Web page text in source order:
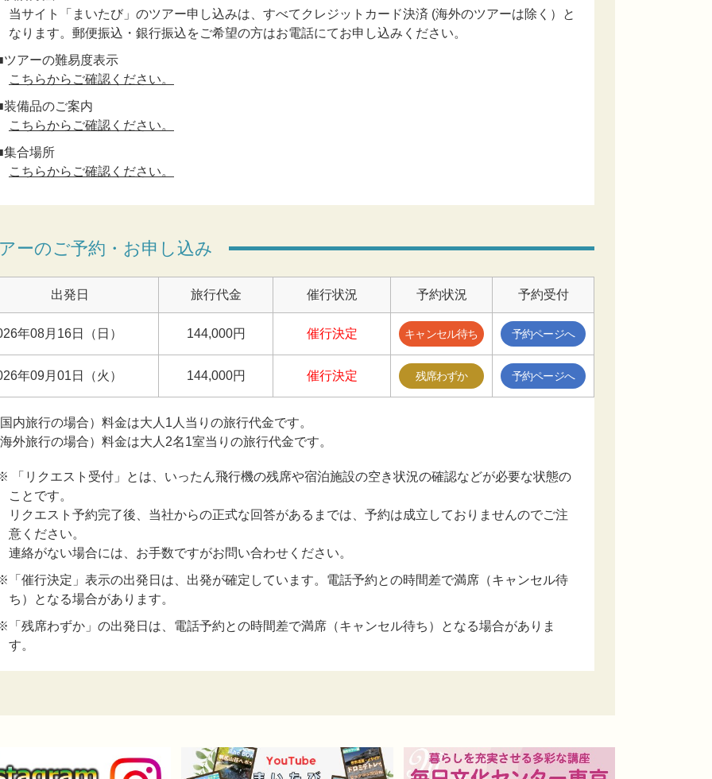
当サイト「まいたび」のツアー申し込みは、すべてクレジットカード決済 (海外のツアーは除く）と
なります。郵便振込・銀行振込をご希望の方はお電話にてお申し込みください。
ツアーの難易度表示
こちらからご確認ください。
装備品のご案内
こちらからご確認ください。
集合場所
こちらからご確認ください。
ーのご予約・お申し込み
出発日 旅行代金 催行状況 予約状況 予約受付
年08月16日（日） 144,000円 催行決定 キャンセル待ち 予約ページへ
年09月01日（火） 144,000円 催行決定 残席わずか 予約ページへ
内旅行の場合）料金は大人1人当りの旅行代金です。
外旅行の場合）料金は大人2名1室当りの旅行代金です。
「リクエスト受付」とは、いったん飛行機の残席や宿泊施設の空き状況の確認などが必要な状態の
ことです。
リクエスト予約完了後、当社からの正式な回答があるまでは、予約は成立しておりませんのでご注
意ください。
連絡がない場合には、お手数ですがお問い合わせください。
「催行決定」表示の出発日は、出発が確定しています。電話予約との時間差で満席（キャンセル待
ち）となる場合があります。
「残席わずか」の出発日は、電話予約との時間差で満席（キャンセル待ち）となる場合がありま
す。